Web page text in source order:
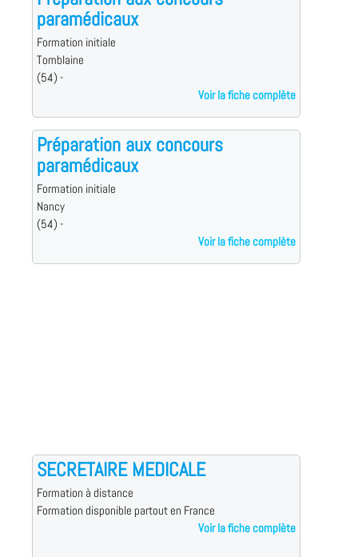
paramédicaux
Formation initiale
Tomblaine
(54) -
Voir la fiche complète
Préparation aux concours
paramédicaux
Formation initiale
Nancy
(54) -
Voir la fiche complète
SECRETAIRE MEDICALE
Formation à distance
Formation disponible partout en France
Voir la fiche complète